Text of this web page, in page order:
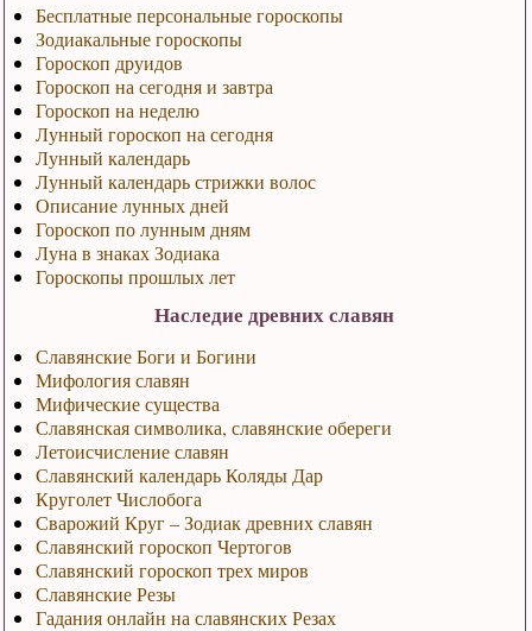
Бесплатные персональные гороскопы
Зодиакальные гороскопы
Гороскоп друидов
Гороскоп на сегодня и завтра
Гороскоп на неделю
Лунный гороскоп на сегодня
Лунный календарь
Лунный календарь стрижки волос
Описание лунных дней
Гороскоп по лунным дням
Луна в знаках Зодиака
Гороскопы прошлых лет
Наследие древних славян
Славянские Боги и Богини
Мифология славян
Мифические существа
Славянская символика, славянские обереги
Летоисчисление славян
Славянский календарь Коляды Дар
Круголет Числобога
Сварожий Круг – Зодиак древних славян
Славянский гороскоп Чертогов
Славянский гороскоп трех миров
Славянские Резы
Гадания онлайн на славянских Резах